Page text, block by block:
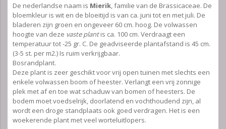
De nederlandse naam is Mierik, familie van de Brassicaceae. De
bloemkleur is wit en de bloeitijd is van ca. juni tot en met juli. De
bladeren zijn groen en ongeveer 60 cm. hoog. De volwassen
hoogte van deze vaste plantis ca. 100 cm. Verdraagt een
temperatuur tot -25 gr. C. De geadviseerde plantafstand is 45 cm.
(3-5 st. per m2.) Is ruim verkrijgbaar.
Bosrandplant.
Deze plant is zeer geschikt voor vrij open tuinen met slechts een
enkele volwassen boom of heester. Verlangt een vrij zonnige
plek met af en toe wat schaduw van bomen of heesters. De
bodem moet voedselrijk, doorlatend en vochthoudend zijn, al
wordt een droge standplaats ook goed verdragen. Het is een
woekerende plant met veel worteluitlopers.